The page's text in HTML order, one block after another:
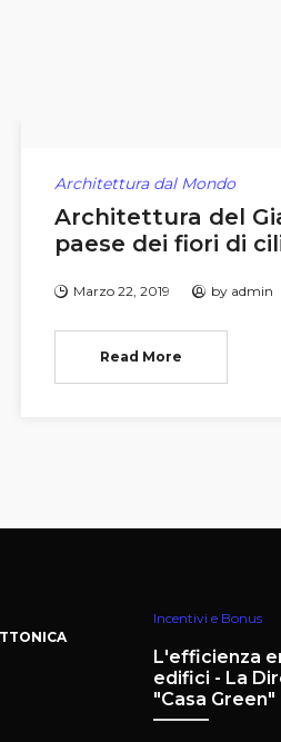
Architettura dal Mondo
Architettura del
paese dei fiori di
Marzo 22, 2019 by admin
Read More
Incentivi e Bonus
L'efficienza
edifici - La
"Casa Green"